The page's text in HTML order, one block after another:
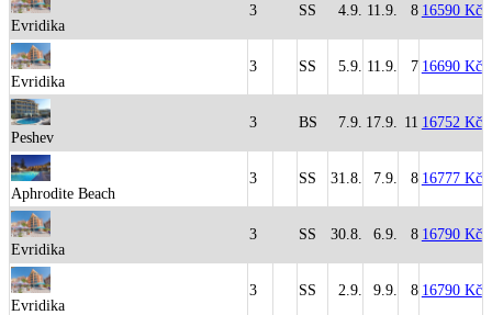
Evridika
3 SS 4.9. 11.9. 8 16590 Kč
Evridika
3 SS 5.9. 11.9. 7 16690 Kč
Peshev
3 BS 7.9. 17.9. 11 16752 Kč
Aphrodite Beach
3 SS 31.8. 7.9. 8 16777 Kč
Evridika
3 SS 30.8. 6.9. 8 16790 Kč
Evridika
3 SS 2.9. 9.9. 8 16790 Kč